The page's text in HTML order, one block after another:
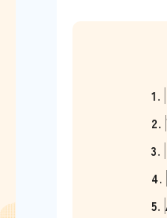
1.
2.
3.
4.
5.